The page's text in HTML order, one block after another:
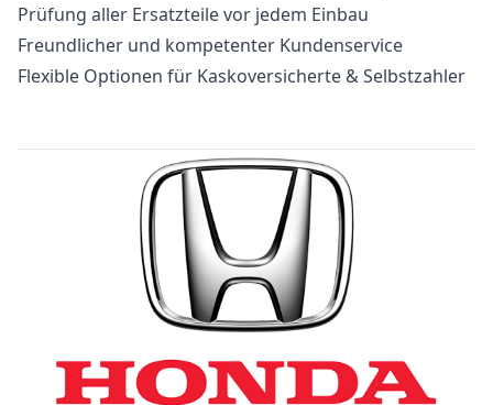
Prüfung aller Ersatzteile vor jedem Einbau
Freundlicher und kompetenter Kundenservice
Flexible Optionen für Kaskoversicherte & Selbstzahler